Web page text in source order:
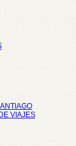
VIAJES